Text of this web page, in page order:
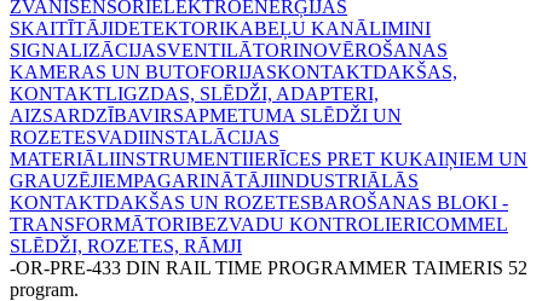
ZVANISENSORIELEKTROENERĢIJAS
SKAITĪTĀJIDETEKTORIKABEĻU KANĀLIMINI
SIGNALIZĀCIJASVENTILĀTORINOVĒROŠANAS
KAMERAS UN BUTOFORIJASKONTAKTDAKŠAS,
KONTAKTLIGZDAS, SLĒDŽI, ADAPTERI,
AIZSARDZĪBAVIRSAPMETUMA SLĒDŽI UN
ROZETESVADIINSTALĀCIJAS
MATERIĀLIINSTRUMENTIIERĪCES PRET KUKAIŅIEM UN
GRAUZĒJIEMPAGARINĀTĀJIINDUSTRIĀLĀS
KONTAKTDAKŠAS UN ROZETESBAROŠANAS BLOKI -
TRANSFORMĀTORIBEZVADU KONTROLIERICOMMEL
SLĒDŽI, ROZETES, RĀMJI
-OR-PRE-433 DIN RAIL TIME PROGRAMMER TAIMERIS 52
program.